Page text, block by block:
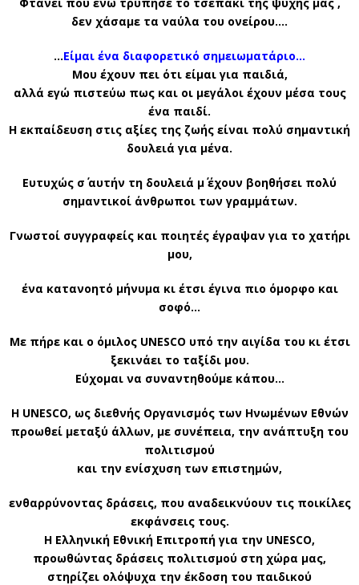
δεν χάσαμε τα ναύλα του ονείρου….
…Είμαι ένα διαφορετικό σημειωματάριο…
Μου έχουν πει ότι είμαι για παιδιά,
αλλά εγώ πιστεύω πως και οι μεγάλοι έχουν μέσα τους
ένα παιδί.
Η εκπαίδευση στις αξίες της ζωής είναι πολύ σημαντική
δουλειά για μένα.
Ευτυχώς σ΄ αυτήν τη δουλειά μ΄ έχουν βοηθήσει πολύ
σημαντικοί άνθρωποι των γραμμάτων.
Γνωστοί συγγραφείς και ποιητές έγραψαν για το χατήρι
μου,
ένα κατανοητό μήνυμα κι έτσι έγινα πιο όμορφο και
σοφό…
Με πήρε και ο όμιλος UNESCO υπό την αιγίδα του κι έτσι
ξεκινάει το ταξίδι μου.
Εύχομαι να συναντηθούμε κάπου…
Η UNESCO, ως διεθνής Οργανισμός των Ηνωμένων Εθνών
προωθεί μεταξύ άλλων, με συνέπεια, την ανάπτυξη του
πολιτισμού
και την ενίσχυση των επιστημών,
ενθαρρύνοντας δράσεις, που αναδεικνύουν τις ποικίλες
εκφάνσεις τους.
Η Ελληνική Εθνική Επιτροπή για την UNESCO,
προωθώντας δράσεις πολιτισμού στη χώρα μας,
στηρίζει ολόψυχα την έκδοση του παιδικού